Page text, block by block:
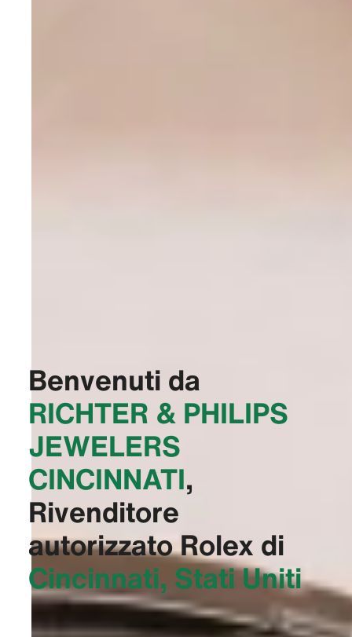
Benvenuti da
‭RICHTER & PHILIPS
JEWELERS
CINCINNATI‬,
Rivenditore
autorizzato Rolex di
Cincinnati, Stati Uniti